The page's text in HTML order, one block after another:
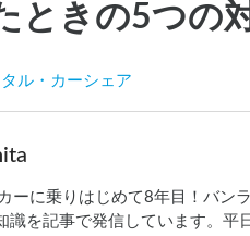
ときの5つの
タル・カーシェア
ーに乗りはじめて8年目！バン
識を記事で発信しています。平